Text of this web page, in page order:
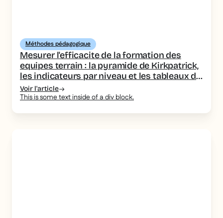
Méthodes pédagogique
Mesurer l'efficacite de la formation des
equipes terrain : la pyramide de Kirkpatrick,
les indicateurs par niveau et les tableaux de
bord a piloter
Voir l'article
This is some text inside of a div block.